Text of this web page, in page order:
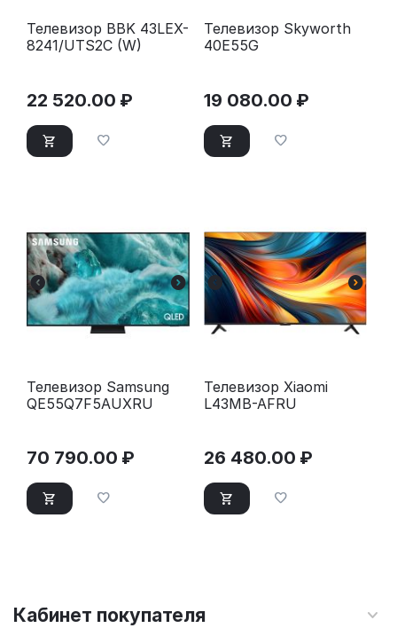
Телевизор BBK 43LEX-
8241/UTS2C (W)
22 520.00 ₽
Телевизор Skyworth
40E55G
19 080.00 ₽
Телевизор Samsung
QE55Q7F5AUXRU
70 790.00 ₽
Телевизор Xiaomi
L43MB-AFRU
26 480.00 ₽
Кабинет покупателя